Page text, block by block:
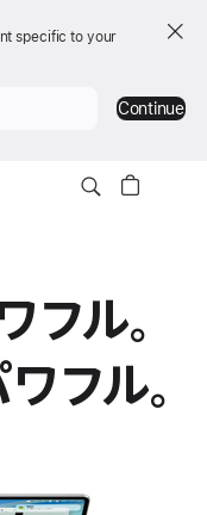
specific to your
Continue
ル 。
フ ル 。